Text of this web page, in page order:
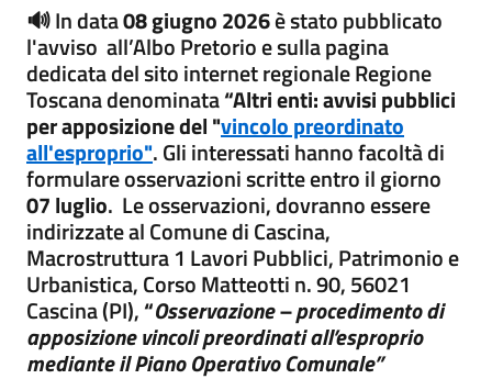
🔊 In data08 giugno 2026è stato pubblicato
l'avviso all’Albo Pretorio e sulla pagina
dedicata del sito internet regionale Regione
Toscana denominata“Altri enti: avvisi pubblici
per apposizione del "vincolo preordinato
all'esproprio". Gli interessati hanno facoltà di
formulare osservazioni scritte entro il giorno
07 luglio. Le osservazioni, dovranno essere
indirizzate al Comune di Cascina,
Macrostruttura 1 Lavori Pubblici, Patrimonio e
Urbanistica, Corso Matteotti n. 90, 56021
Cascina (PI),“Osservazione – procedimento di
apposizione vincoli preordinati all’esproprio
mediante il PianoOperativo Comunale”